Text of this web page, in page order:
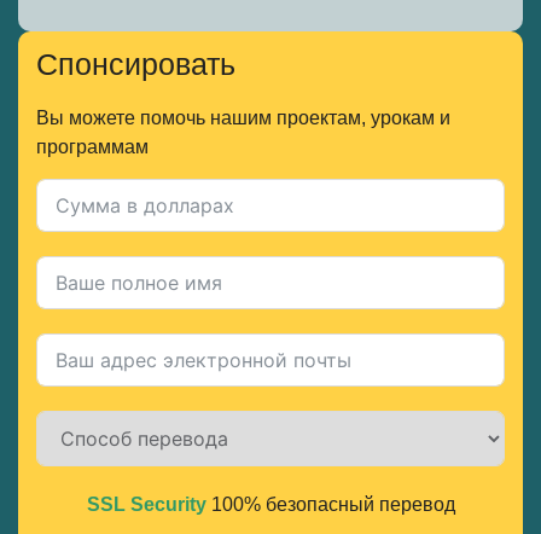
Спонсировать
Вы можете помочь нашим проектам, урокам и
программам
Alternative:
SSL Security100% безопасный перевод